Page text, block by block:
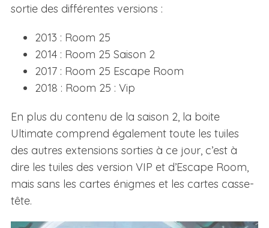
sortie des différentes versions :
2013 : Room 25
2014 : Room 25 Saison 2
2017 : Room 25 Escape Room
2018 : Room 25 : Vip
En plus du contenu de la saison 2, la boite
Ultimate comprend également toute les tuiles
des autres extensions sorties à ce jour, c’est à
dire les tuiles des version VIP et d’Escape Room,
mais sans les cartes énigmes et les cartes casse-
tête.